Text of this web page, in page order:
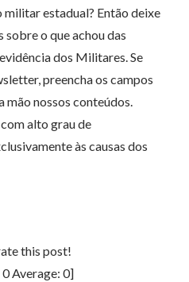
estadual? Então deixe
o que achou das
dos Militares. Se
preencha os campos
mão nossos conteúdos.
alto grau de
às causas dos
this post!
0Average: 0]